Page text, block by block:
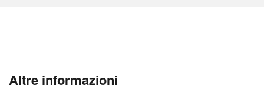
Altre informazioni